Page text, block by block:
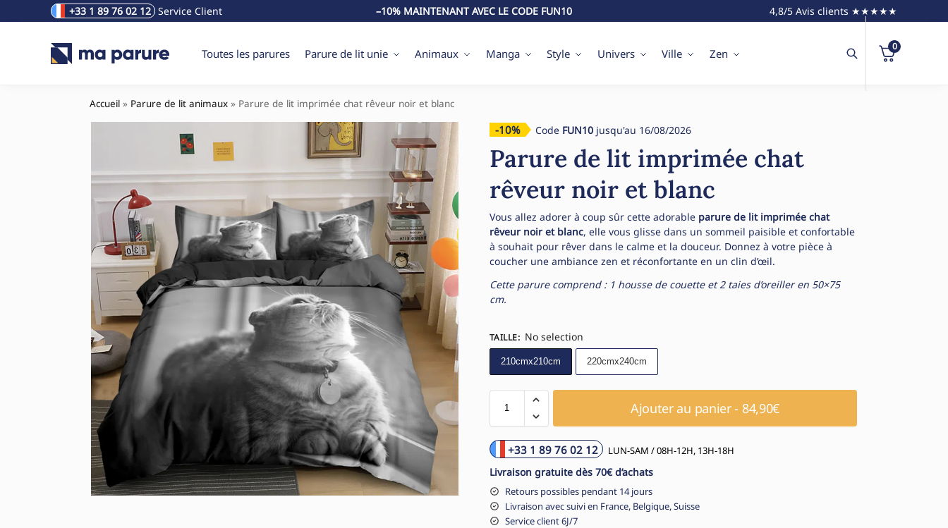
+33 1 89 76 02 12 Service Client –10% MAINTENANT AVEC LE CODE FUN10 4,8/5 Avis clients ★★★★★
Toutes les parures Parure de lit unie Animaux Manga Style Univers Ville Zen
Rechercher un produit
0
Accueil » Parure de lit animaux » Parure de lit imprimée chat rêveur noir et blanc
-10% Code FUN10jusqu'au 16/08/2026
Parure de lit imprimée chat
rêveur noir et blanc
Vous allez adorer à coup sûr cette adorable parure de lit imprimée chat
rêveur noir et blanc, elle vous glisse dans un sommeil paisible et confortable
à souhait pour rêver dans le calme et la douceur. Donnez à votre pièce à
coucher une ambiance zen et réconfortante en un clin d’œil.
Cette parure comprend : 1 housse de couette et 2 taies d’oreiller en 50×75
cm.
TAILLE: No selection
210cmx210cm 220cmx240cm
Ajouter au panier - 84,90€
+33 1 89 76 02 12 LUN-SAM / 08H-12H, 13H-18H
Livraison gratuite dès 70€ d’achats
Retours possibles pendant 14 jours
Livraison avec suivi en France, Belgique, Suisse
Service client 6J/7